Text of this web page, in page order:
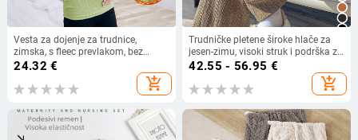
Vesta za dojenje za trudnice,
zimska, s fleec prevlakom, bez
rukava, jednobojna, pamuk 91%
24.32 €
add_shopping_cart
Trudničke pletene široke hlače za
jesen-zimu, visoki struk i podrška za
trbuh, opušteni kroj, mješavina
poliestera i viskoze (70–80%
poliester, 20–30% viskoze).
42.55 - 56.95 €
add_shopping_cart